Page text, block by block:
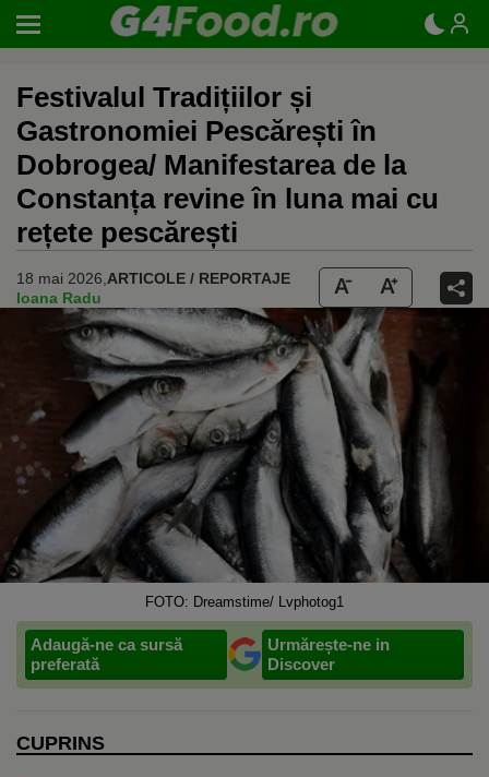
Festivalul Tradițiilor și
Gastronomiei Pescărești în
Dobrogea/ Manifestarea de la
Constanța revine în luna mai cu
rețete pescărești
18 mai 2026, ARTICOLE / REPORTAJE
Ioana Radu
FOTO: Dreamstime/ Lvphotog1
Adaugă-ne ca sursă
preferată
Urmărește-ne in
Discover
CUPRINS